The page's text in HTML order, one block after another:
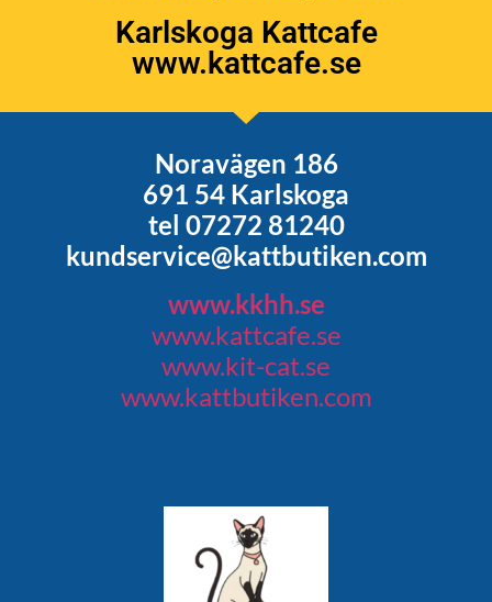
Karlskoga Kattcafe
www.kattcafe.se
Noravägen 186
691 54 Karlskoga
tel 07272 81240
kundservice@kattbutiken.com
www.kkhh.se
www.kattcafe.se
www.kit-cat.se
www.kattbutiken.com